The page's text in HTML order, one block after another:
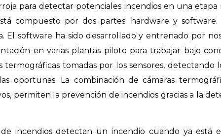
para detectar potenciales incendios en una
compuesto por dos partes: hardware y
El software ha sido desarrollado y entrenado por
en varias plantas piloto para trabajar bajo
termográficas tomadas por los sensores, detectando
oportunas. La combinación de cámaras
permiten la prevención de incendios gracias a la
de incendios detectan un incendio cuando ya está